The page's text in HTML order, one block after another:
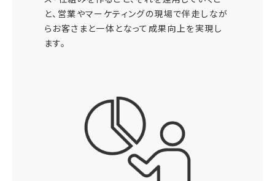
と、営業やマーケティングの現場で伴走しなが
らお客さまと一体となって成果向上を実現し
ます。